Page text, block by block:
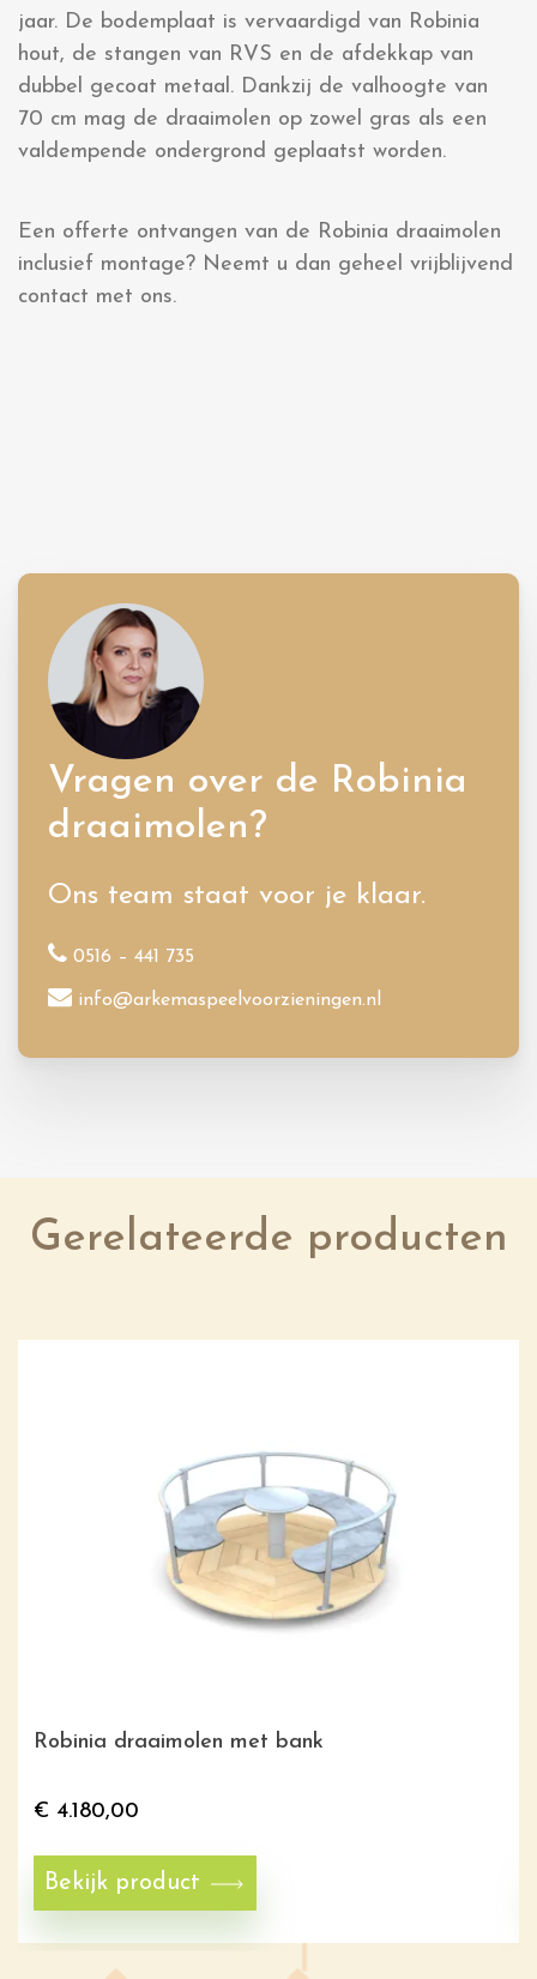
jaar. De bodemplaat is vervaardigd van Robinia
hout, de stangen van RVS en de afdekkap van
dubbel gecoat metaal. Dankzij de valhoogte van
70 cm mag de draaimolen op zowel gras als een
valdempende ondergrond geplaatst worden.
Een offerte ontvangen van de Robinia draaimolen
inclusief montage? Neemt u dan geheel vrijblijvend
contact met ons.
Vragen over de Robinia
draaimolen?
Ons team staat voor je klaar.
0516 – 441 735
info@arkemaspeelvoorzieningen.nl
Gerelateerde producten
Robinia draaimolen met bank
€ 4.180,00
Bekijk product